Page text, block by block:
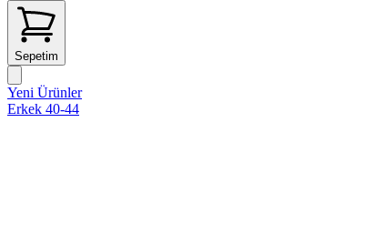
Sepetim
Yeni Ürünler
Erkek 40-44